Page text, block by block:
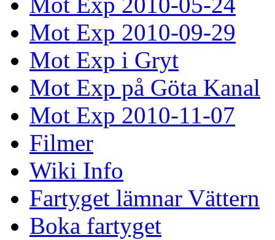
Mot Exp 2010-09-29
Mot Exp i Gryt
Mot Exp på Göta Kanal
Mot Exp 2010-11-07
Filmer
Wiki Info
Fartyget lämnar Vättern
Boka fartyget